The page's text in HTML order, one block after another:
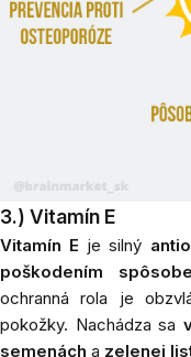
3.) Vitamín E
Vitamín E je silný
poškodením
ochranná rola je
pokožky. Nachádza sa
semenách a zelenej